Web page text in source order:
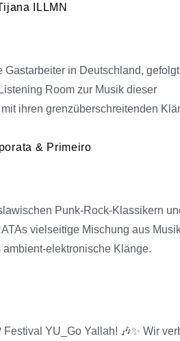
ILLMN
in Deutschland,
Room zur Musik dieser
ihren grenzüberschreitenden
& Primeiro
Punk-Rock-Klassikern
vielseitige Mischung aus
elektronische Klänge.
YU_Go Yallah! 🎶✨ Wir